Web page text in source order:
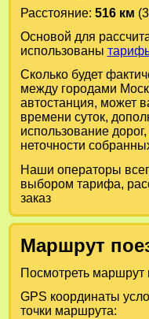
Расстояние: 516 км
Основой для
использованы
Сколько будет
между городами
автостанция, может
времени суток,
использование
неточности
Наши операторы
выбором тарифа,
заказ
Маршрут
Посмотреть маршрут
GPS координаты
точки маршрута: